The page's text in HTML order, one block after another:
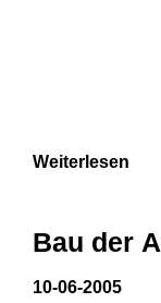
3
Weiterlesen
Bau der
10-06-2005